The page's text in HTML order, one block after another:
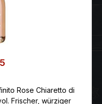
Rose Chiaretto di
Frischer, würziger